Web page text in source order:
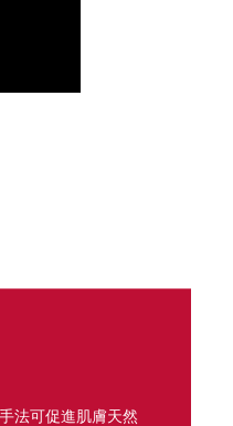
法可促進肌膚天然